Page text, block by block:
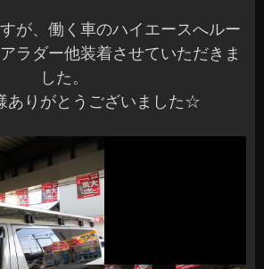
が、働く車のハイエースへルー
ラダー他装着させていただきま
した。
ありがとうございました☆